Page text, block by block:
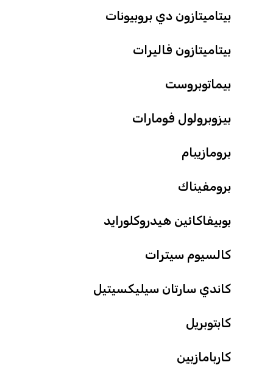
بيتاميتازون دي بروبيونات
بيتاميتازون فاليرات
بيماتوبروست
بيزوبرولول فومارات
برومازيبام
برومفيناك
بوبيفاكائين هيدروكلورايد
كالسيوم سيترات
كاندي سارتان سيليكسيتيل
كابتوبريل
كاربامازبين